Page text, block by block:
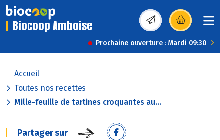
Biocoop Amboise (s’ouvre dans une
Prochaine ouverture : Mardi 09:30
Accueil
Toutes nos recettes
Mille-feuille de tartines croquantes au...
Partager sur